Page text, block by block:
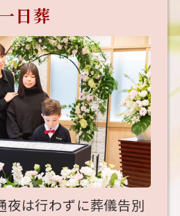
日葬
夜は行わずに葬儀告別